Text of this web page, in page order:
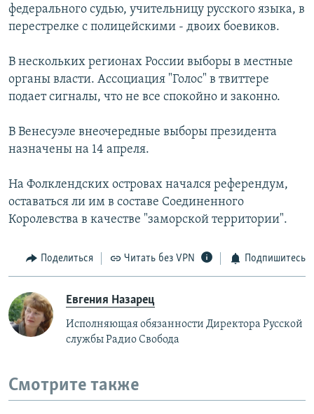
федерального судью, учительницу русского языка, в
перестрелке с полицейскими - двоих боевиков.
В нескольких регионах России выборы в местные
органы власти. Ассоциация "Голос" в твиттере
подает сигналы, что не все спокойно и законно.
В Венесуэле внеочередные выборы президента
назначены на 14 апреля.
На Фолклендских островах начался референдум,
оставаться ли им в составе Соединенного
Королевства в качестве "заморской территории".
Поделиться Читать без VPN Подпишитесь
Евгения Назарец
Исполняющая обязанности Директора Русской
службы Радио Свобода
Смотрите также